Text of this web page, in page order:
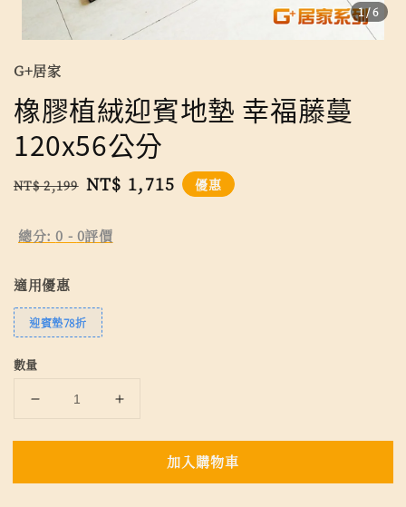
1/6
G+居家
橡膠植絨迎賓地墊 幸福藤蔓
120x56公分
Regular
NT$ 2,199 Sale
NT$ 1,715 優惠
總分:0 - 0評價
適用優惠
迎賓墊78折
數量
加入購物車